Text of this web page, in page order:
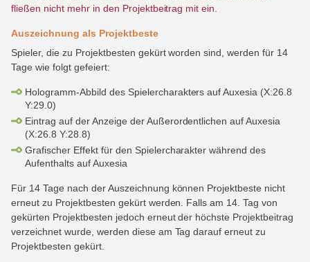
fließen nicht mehr in den Projektbeitrag mit ein.
Auszeichnung als Projektbeste
Spieler, die zu Projektbesten gekürt worden sind, werden für 14
Tage wie folgt gefeiert:
Hologramm-Abbild des Spielercharakters auf Auxesia (X:26.8
Y:29.0)
Eintrag auf der Anzeige der Außerordentlichen auf Auxesia
(X:26.8 Y:28.8)
Grafischer Effekt für den Spielercharakter während des
Aufenthalts auf Auxesia
Für 14 Tage nach der Auszeichnung können Projektbeste nicht
erneut zu Projektbesten gekürt werden. Falls am 14. Tag von
gekürten Projektbesten jedoch erneut der höchste Projektbeitrag
verzeichnet wurde, werden diese am Tag darauf erneut zu
Projektbesten gekürt.